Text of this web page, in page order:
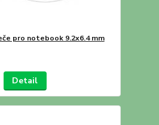
pro notebook 9.2x6.4 mm
Detail